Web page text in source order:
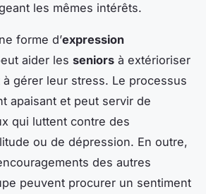
les mêmes intérêts.
forme d’expression
aider les seniors à extérioriser
gérer leur stress. Le processus
apaisant et peut servir de
qui luttent contre des
ou de dépression. En outre,
des autres
peuvent procurer un sentiment